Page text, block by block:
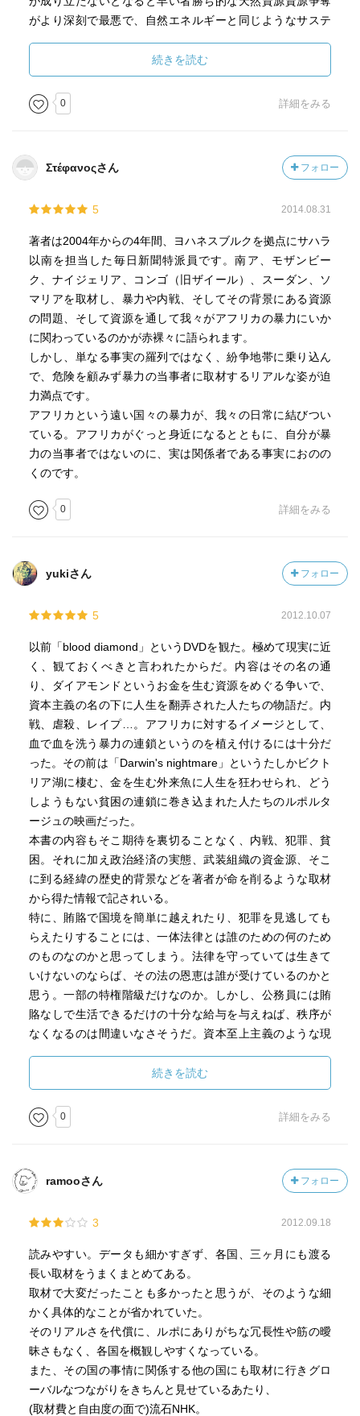
がより深刻で最悪で、自然エネルギーと同じようなサステ
私はこういった現状に対して何かしているのか、また何が
できるのだろうか...、考えてみよう...。
続きを読む
0 詳細をみる
Στέφανοςさん フォロー
5 2014.08.31
著者は2004年からの4年間、ヨハネスブルクを拠点にサハラ
以南を担当した毎日新聞特派員です。南ア、モザンビー
ク、ナイジェリア、コンゴ（旧ザイール）、スーダン、ソ
マリアを取材し、暴力や内戦、そしてその背景にある資源
の問題、そして資源を通して我々がアフリカの暴力にいか
に関わっているのかが赤裸々に語られます。
しかし、単なる事実の羅列ではなく、紛争地帯に乗り込ん
で、危険を顧みず暴力の当事者に取材するリアルな姿が迫
力満点です。
アフリカという遠い国々の暴力が、我々の日常に結びつい
ている。アフリカがぐっと身近になるとともに、自分が暴
力の当事者ではないのに、実は関係者である事実におのの
くのです。
0 詳細をみる
yukiさん フォロー
5 2012.10.07
以前「blood diamond」というDVDを観た。極めて現実に近
く、観ておくべきと言われたからだ。内容はその名の通
り、ダイアモンドというお金を生む資源をめぐる争いで、
資本主義の名の下に人生を翻弄された人たちの物語だ。内
戦、虐殺、レイプ…。アフリカに対するイメージとして、
血で血を洗う暴力の連鎖というのを植え付けるには十分だ
った。その前は「Darwin's nightmare」というたしかビクト
リア湖に棲む、金を生む外来魚に人生を狂わせられ、どう
しようもない貧困の連鎖に巻き込まれた人たちのルポルタ
ージュの映画だった。
本書の内容もそこ期待を裏切ることなく、内戦、犯罪、貧
困。それに加え政治経済の実態、武装組織の資金源、そこ
に到る経緯の歴史的背景などを著者が命を削るような取材
から得た情報で記されいる。
特に、賄賂で国境を簡単に越えれたり、犯罪を見逃しても
らえたりすることには、一体法律とは誰のための何のため
のものなのかと思ってしまう。法律を守っていては生きて
いけないのならば、その法の恩恵は誰が受けているのかと
思う。一部の特権階級だけなのか。しかし、公務員には賄
賂なしで生活できるだけの十分な給与を与えねば、秩序が
なくなるのは間違いなさそうだ。資本至上主義のような現
印象に残っているワードがいくつかあって、「金持ちは貧
乏人のことを何も知らないが、貧乏人は金持ちの生活のす
べてを見ている」「格差が拡大すると犯罪などの"暴力"が増
える」これはアフリカでは強盗等犯罪につながりやすい
よって現れ方が異なるとぼくも思う。日本においては著者
の指摘する通り、ネットでの言葉の暴力であったり、いじ
う。
そして、アフリカでは巨大な格差から生じる絶望や憎悪が
犯罪となって社会に染み出し、結局は富裕層の暮らしをも
根底から脅かす事態となっている。産油国ナイジェリアの
犯罪組織は世界を蝕み、無政府国家ソマリアの混乱は海賊
の出没という形で国際社会を揺さぶっている。カネがもの
を言う世界を考え直すべき時期がまさに今なのではないか
と思う。すべては周りまわって、何らかのカタチで返って
最後に、自身が犯罪の被害に遭って恐い思いをしたにも関
続きを読む
0 詳細をみる
ramooさん フォロー
3 2012.09.18
読みやすい。データも細かすぎず、各国、三ヶ月にも渡る
長い取材をうまくまとめてある。
取材で大変だったことも多かったと思うが、そのような細
かく具体的なことが省かれていた。
そのリアルさを代償に、ルポにありがちな冗長性や筋の曖
昧さもなく、各国を概観しやすくなっている。
また、その国の事情に関係する他の国にも取材に行きグロ
ーバルなつながりをきちんと見せているあたり、
(取材費と自由度の面で)流石NHK。